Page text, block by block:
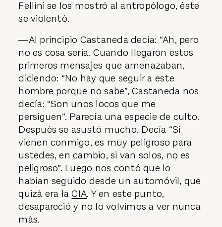
Fellini se los mostró al antropólogo, éste
se violentó.
―Al principio Castaneda decía: “Ah, pero
no es cosa seria. Cuando llegaron estos
primeros mensajes que amenazaban,
diciendo: “No hay que seguir a este
hombre porque no sabe”, Castaneda nos
decía: “Son unos locos que me
persiguen”. Parecía una especie de culto.
Después se asustó mucho. Decía “Si
vienen conmigo, es muy peligroso para
ustedes, en cambio, si van solos, no es
peligroso”. Luego nos contó que lo
habían seguido desde un automóvil, que
quizá era laCIA. Y en este punto,
desapareció y no lo volvimos a ver nunca
más.